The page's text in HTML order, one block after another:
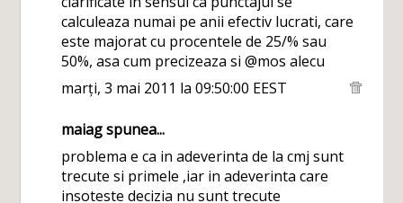
calculeaza numai pe anii efectiv lucrati, care
este majorat cu procentele de 25/% sau
50%, asa cum precizeaza si @mos alecu
marți, 3 mai 2011 la 09:50:00 EEST
maiagspunea...
problema e ca in adeverinta de la cmj sunt
trecute si primele ,iar in adeverinta care
insoteste decizia nu sunt trecute